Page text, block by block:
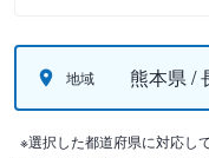
地域 熊本県 /
※選択した都道府県に対応し